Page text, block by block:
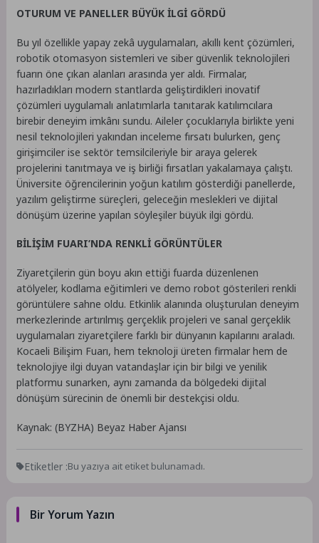
OTURUM VE PANELLER BÜYÜK İLGİ GÖRDÜ
Bu yıl özellikle yapay zekâ uygulamaları, akıllı kent çözümleri,
robotik otomasyon sistemleri ve siber güvenlik teknolojileri
fuarın öne çıkan alanları arasında yer aldı. Firmalar,
hazırladıkları modern stantlarda geliştirdikleri inovatif
çözümleri uygulamalı anlatımlarla tanıtarak katılımcılara
birebir deneyim imkânı sundu. Aileler çocuklarıyla birlikte yeni
nesil teknolojileri yakından inceleme fırsatı bulurken, genç
girişimciler ise sektör temsilcileriyle bir araya gelerek
projelerini tanıtmaya ve iş birliği fırsatları yakalamaya çalıştı.
Üniversite öğrencilerinin yoğun katılım gösterdiği panellerde,
yazılım geliştirme süreçleri, geleceğin meslekleri ve dijital
dönüşüm üzerine yapılan söyleşiler büyük ilgi gördü.
BİLİŞİM FUARI’NDA RENKLİ GÖRÜNTÜLER
Ziyaretçilerin gün boyu akın ettiği fuarda düzenlenen
atölyeler, kodlama eğitimleri ve demo robot gösterileri renkli
görüntülere sahne oldu. Etkinlik alanında oluşturulan deneyim
merkezlerinde artırılmış gerçeklik projeleri ve sanal gerçeklik
uygulamaları ziyaretçilere farklı bir dünyanın kapılarını araladı.
Kocaeli Bilişim Fuarı, hem teknoloji üreten firmalar hem de
teknolojiye ilgi duyan vatandaşlar için bir bilgi ve yenilik
platformu sunarken, aynı zamanda da bölgedeki dijital
dönüşüm sürecinin de önemli bir destekçisi oldu.
Kaynak: (BYZHA) Beyaz Haber Ajansı
Etiketler :Bu yazıya ait etiket bulunamadı.
Bir Yorum Yazın